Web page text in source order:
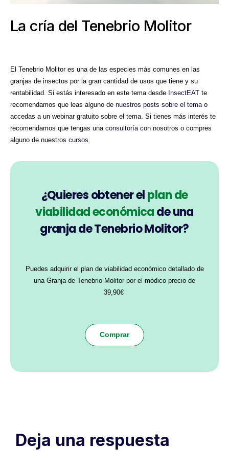
La cría del Tenebrio Molitor
El Tenebrio Molitor es una de las especies más comunes en las
granjas de insectos por la gran cantidad de usos que tiene y su
rentabilidad. Si estás interesado en este tema desde InsectEAT te
recomendamos que leas alguno de nuestros posts sobre el temao
accedas a un webinar gratuito sobre el tema. Si tienes más interés te
recomendamos que tengas una consultoríacon nosotros o compres
alguno de nuestros cursos.
¿Quieres obtener elplan de
viabilidad económicade una
granja de Tenebrio Molitor?
Puedes adquirir el plan de viabilidad económico detallado de
una Granja de Tenebrio Molitor por el módico precio de
39,90€
Comprar
Deja una respuesta